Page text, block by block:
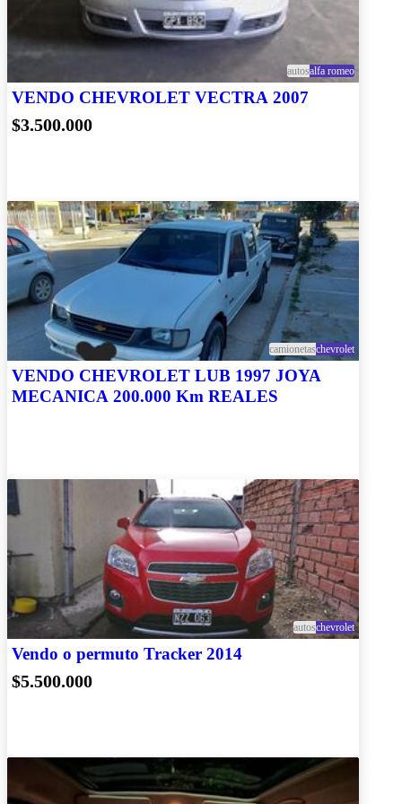
autosalfa romeo
VENDO CHEVROLET VECTRA 2007
$3.500.000
camionetaschevrolet
VENDO CHEVROLET LUB 1997 JOYA
MECANICA 200.000 Km REALES
autoschevrolet
Vendo o permuto Tracker 2014
$5.500.000